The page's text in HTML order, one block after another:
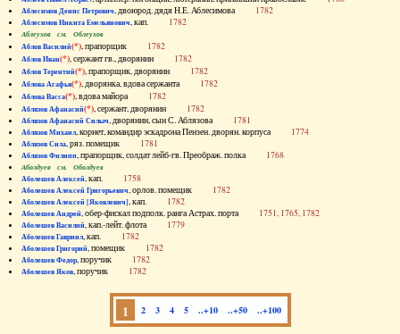
Аблесимов Денис Петрович, двоюрод. дядя Н.Е. Аблесимова 1782
Аблесимов Никита Емельянович, кап. 1782
Аблеухов см. Облеухов
Аблов Василий(*), прапорщик 1782
Аблов Иван(*), сержант гв., дворянин 1782
Аблов Терентий(*), прапорщик, дворянин 1782
Аблова Агафья(*), дворянка, вдова сержанта 1782
Аблова Васса(*), вдова майора 1782
Аблязов Афанасий(*), сержант, дворянин 1782
Аблязов Афанасий Силыч, дворянин, сын С. Аблязова 1781
Аблязов Михаил, корнет, командир эскадрона Пензен. дворян. корпуса 1774
Аблязов Сила, ряз. помещик 1781
Аблязов Филипп, прапорщик, солдат лейб-гв. Преображ. полка 1768
Аболдуев см. Оболдуев
Аболешев Алексей, кап. 1758
Аболешев Алексей Григорьевич, орлов. помещик 1782
Аболешев Алексей [Яковлевич], кап. 1782
Аболешев Андрей, обер-фискал подполк. ранга Астрах. порта 1751, 1765, 1782
Аболешев Василий, кап.-лейт. флота 1779
Аболешев Гавриил, кап. 1782
Аболешев Григорий, помещик 1782
Аболешев Федор, поручик 1782
Аболешев Яков, поручик 1782
1 2 3 4 5 ..+10 ..+50 ..+100